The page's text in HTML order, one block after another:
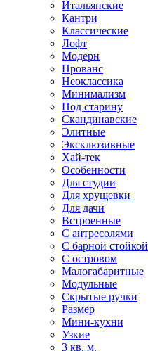
Итальянские
Кантри
Классические
Лофт
Модерн
Прованс
Неоклассика
Минимализм
Под старину
Скандинавские
Элитные
Эксклюзивные
Хай-тек
Особенности
Для студии
Для хрущевки
Для дачи
Встроенные
С антресолями
С барной стойкой
С островом
Малогабаритные
Модульные
Скрытые ручки
Размер
Мини-кухни
Узкие
3 кв. м.